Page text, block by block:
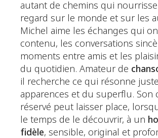
autant de chemins qui
regard sur le monde et sur les
Michel aime les échanges qui
contenu, les conversations
moments entre amis et les
du quotidien. Amateur de
il recherche ce qui résonne
apparences et du superflu. Son
réservé peut laisser place,
le temps de le découvrir, à un
fidèle, sensible, original et